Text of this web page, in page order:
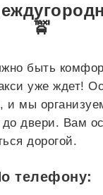
🚖
быть
уже ждет!
и мы
двери. Вам
дорогой.
телефону: